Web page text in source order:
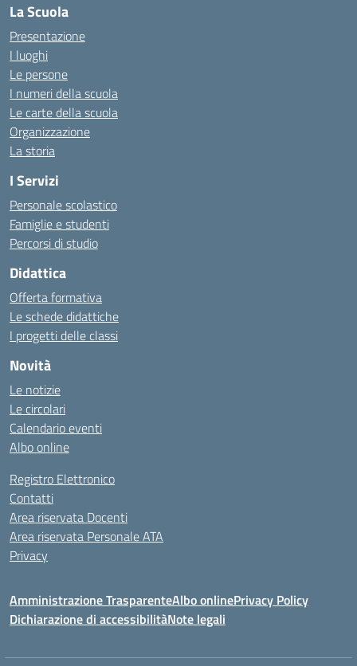
La Scuola
Presentazione
I luoghi
Le persone
I numeri della scuola
Le carte della scuola
Organizzazione
La storia
I Servizi
Personale scolastico
Famiglie e studenti
Percorsi di studio
Didattica
Offerta formativa
Le schede didattiche
I progetti delle classi
Novità
Le notizie
Le circolari
Calendario eventi
Albo online
Registro Elettronico
Contatti
Area riservata Docenti
Area riservata Personale ATA
Privacy
Amministrazione TrasparenteAlbo onlinePrivacy Policy
Dichiarazione di accessibilitàNote legali